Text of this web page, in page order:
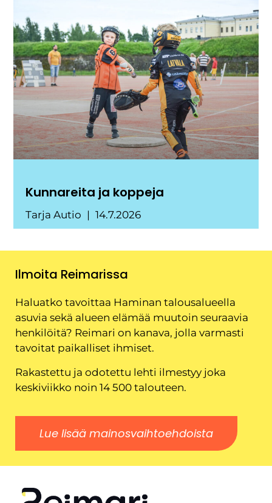
Kunnareita ja koppeja
Tarja Autio 14.7.2026
Ilmoita Reimarissa
Haluatko tavoittaa Haminan talousalueella
asuvia sekä alueen elämää muutoin seuraavia
henkilöitä? Reimari on kanava, jolla varmasti
tavoitat paikalliset ihmiset.
Rakastettu ja odotettu lehti ilmestyy joka
keskiviikko noin 14 500 talouteen.
Lue lisää mainosvaihtoehdoista